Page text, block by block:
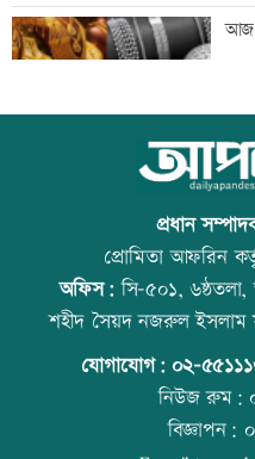
আজ
আজ
প্রধান
প্রোমিতা আফরিন
অফিস:সি-৫০১,
শহীদ সৈয়দ নজরুল ইসলাম
যোগাযোগ: ০২-
নিউজ রুম:
বিজ্ঞাপন: